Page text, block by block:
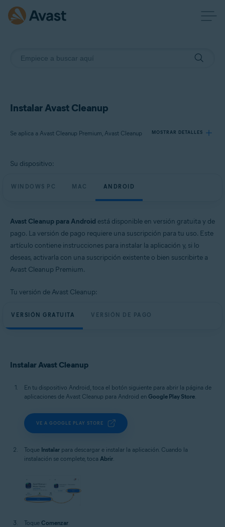
Instalar Avast Cleanup
Se aplica a Avast Cleanup Premium, Avast Cleanup MOSTRAR DETALLES
Avast Cleanup Premium
Su dispositivo:
WINDOWS PC MAC ANDROID
Avast Cleanup para Android está disponible en versión gratuita y de
pago. La versión de pago requiere una suscripción para tu uso. Este
artículo contiene instrucciones para instalar la aplicación y, si lo
deseas, activarla con una suscripción existente o bien suscribirte a
Avast Cleanup Premium.
Tu versión de Avast Cleanup:
VERSIÓN GRATUITA VERSIÓN DE PAGO
Instalar Avast Cleanup
En tu dispositivo Android, toca el botón siguiente para abrir la página de
aplicaciones de Avast Cleanup para Android en Google Play Store.
VE A GOOGLE PLAY STORE
Toque Instalar para descargar e instalar la aplicación. Cuando la
instalación se complete, toca Abrir.
Toque Comenzar